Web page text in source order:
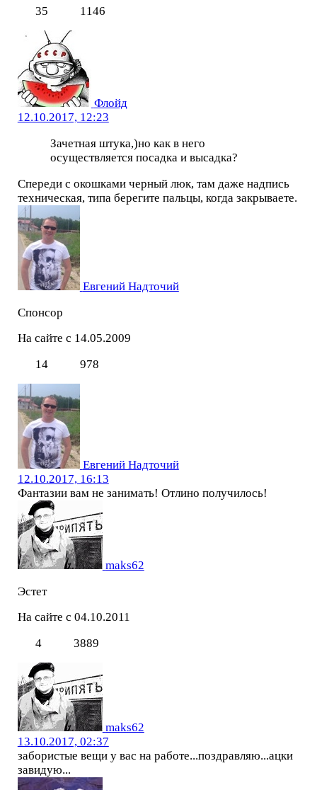
35
1146
Флойд
12.10.2017, 12:23
Зачетная штука,)но как в него
осуществляется посадка и высадка?
Спереди с окошками черный люк, там даже надпись
техническая, типа берегите пальцы, когда закрываете.
Евгений Надточий
Спонсор
На сайте с 14.05.2009
14
978
Евгений Надточий
12.10.2017, 16:13
Фантазии вам не занимать! Отлино получилось!
maks62
Эстет
На сайте с 04.10.2011
4
3889
maks62
13.10.2017, 02:37
забористые вещи у вас на работе...поздравляю...ацки
завидую...